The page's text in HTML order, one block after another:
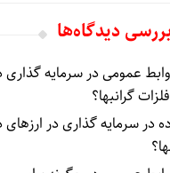
دیدگاه‌ها
عمومیدرسرمایه گذاری
گرانبها؟
درسرمایه گذاری در ارزهای